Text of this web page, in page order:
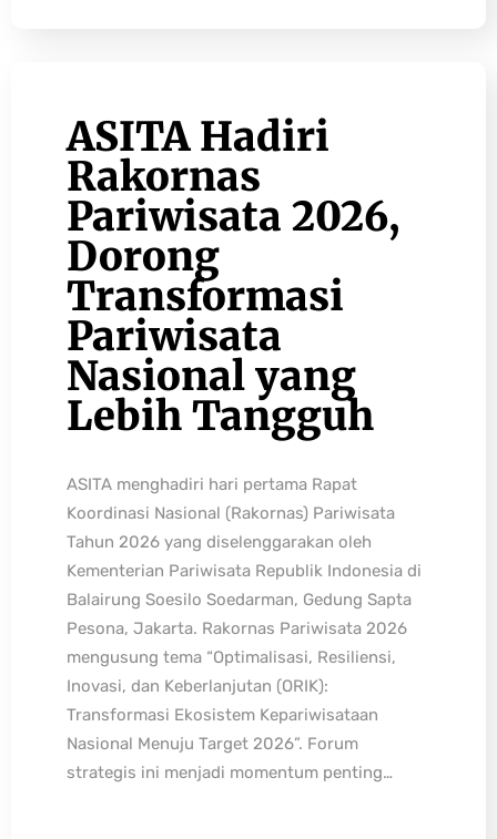
ASITA Hadiri
Rakornas
Pariwisata 2026,
Dorong
Transformasi
Pariwisata
Nasional yang
Lebih Tangguh
ASITA menghadiri hari pertama Rapat
Koordinasi Nasional (Rakornas) Pariwisata
Tahun 2026 yang diselenggarakan oleh
Kementerian Pariwisata Republik Indonesia di
Balairung Soesilo Soedarman, Gedung Sapta
Pesona, Jakarta. Rakornas Pariwisata 2026
mengusung tema “Optimalisasi, Resiliensi,
Inovasi, dan Keberlanjutan (ORIK):
Transformasi Ekosistem Kepariwisataan
Nasional Menuju Target 2026”. Forum
strategis ini menjadi momentum penting…